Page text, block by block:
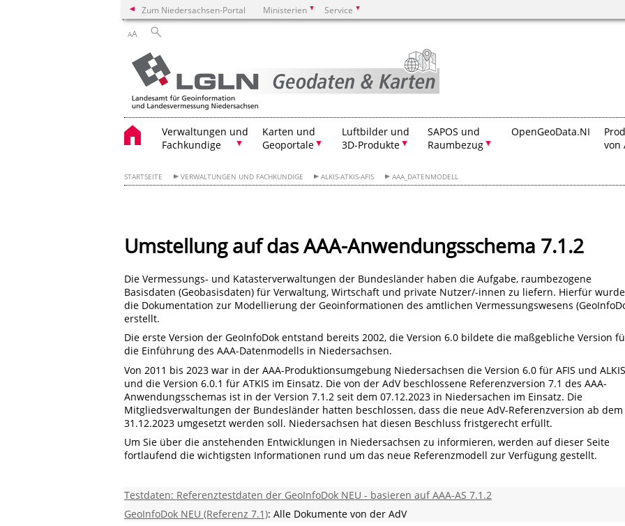
Zum Niedersachsen-Portal Ministerien Service
AA
Verwaltungen und
Fachkundige
Karten und
Geoportale
Luftbilder und
3D-Produkte
SAPOS und
Raumbezug
OpenGeoData.NI
von
STARTSEITE VERWALTUNGEN UND FACHKUNDIGE ALKIS-ATKIS-AFIS AAA_DATENMODELL
Umstellung auf das AAA-Anwendungsschema 7.1.2
Die Vermessungs- und Katasterverwaltungen der Bundesländer haben die Aufgabe, raumbezogene
Basisdaten (Geobasisdaten) für Verwaltung, Wirtschaft und private Nutzer/-innen zu liefern. Hierfür wurde
die Dokumentation zur Modellierung der Geoinformationen des amtlichen Vermessungswesens
erstellt.
Die erste Version der GeoInfoDok entstand bereits 2002, die Version 6.0 bildete die maßgebliche Version
die Einführung des AAA-Datenmodells in Niedersachsen.
Von 2011 bis 2023 war in der AAA-Produktionsumgebung Niedersachsen die Version 6.0 für AFIS und ALKIS
und die Version 6.0.1 für ATKIS im Einsatz. Die von der AdV beschlossene Referenzversion 7.1 des AAA-
Anwendungsschemas ist in der Version 7.1.2 seit dem 07.12.2023 in Niedersachen im Einsatz. Die
Mitgliedsverwaltungen der Bundesländer hatten beschlossen, dass die neue AdV-Referenzversion ab dem
31.12.2023 umgesetzt werden soll. Niedersachsen hat diesen Beschluss fristgerecht erfüllt.
Um Sie über die anstehenden Entwicklungen in Niedersachsen zu informieren, werden auf dieser Seite
fortlaufend die wichtigsten Informationen rund um das neue Referenzmodell zur Verfügung gestellt.
Testdaten: Referenztestdaten der GeoInfoDok NEU - basieren auf AAA-AS 7.1.2
GeoInfoDok NEU (Referenz 7.1): Alle Dokumente von der AdV